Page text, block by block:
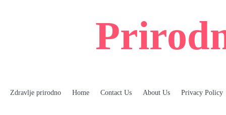
Zdravlje prirodno Home Contact Us About Us Privacy Policy